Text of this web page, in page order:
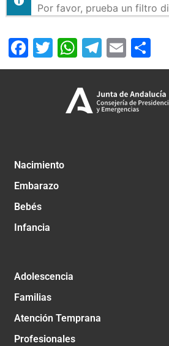
Por favor, prueba un filtro
Facebook
Twitter
WhatsApp
Email
Nacimiento
Embarazo
Bebés
Infancia
Adolescencia
Familias
Atención Temprana
Profesionales